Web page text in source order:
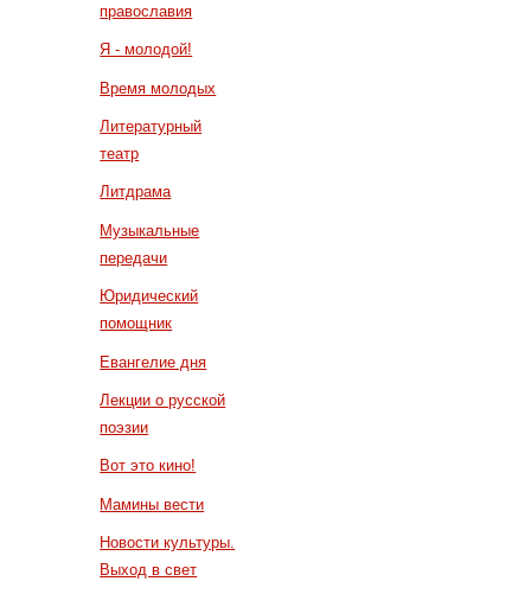
православия
Я - молодой!
Время молодых
Литературный
театр
Литдрама
Музыкальные
передачи
Юридический
помощник
Евангелие дня
Лекции о русской
поэзии
Вот это кино!
Мамины вести
Новости культуры.
Выход в свет